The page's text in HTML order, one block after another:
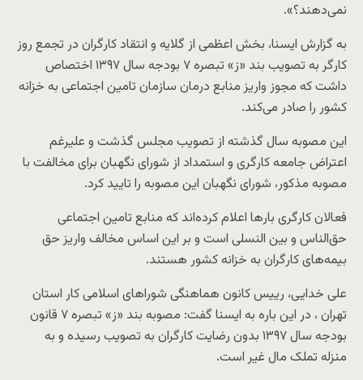
نمی‌دهند؟».
به گزارش ایسنا، بخش اعظمی از گلایه و انتقاد کارگران در تجمع روز
کارگر به تصویب بند «ز» تبصره ۷ بودجه سال ۱۳۹۷ اختصاص
داشت که مجوز واریز منابع درمان سازمان تامین اجتماعی به خزانه
کشور را صادر می‌کند.
این مصوبه سال گذشته از تصویب مجلس گذشت و علیرغم
اعتراض جامعه کارگری و استمداد از شورای نگهبان برای مخالفت با
مصوبه مذکور، شورای نگهبان این مصوبه را تایید کرد.
فعالان کارگری بارها اعلام کرده‌اند که منابع تامین اجتماعی
حق‌الناس و بین النسلی است و بر این اساس مخالف واریز حق
بیمه‌های کارگران به خزانه کشور هستند.
علی خدایی، رییس کانون هماهنگی شوراهای اسلامی کار استان
تهران ، در این باره به ایسنا گفت: مصوبه بند «ز» تبصره ۷ قانون
بودجه سال ۱۳۹۷ بدون رضایت کارگران به تصویب رسیده و به
منزله تملک مال غیر است.